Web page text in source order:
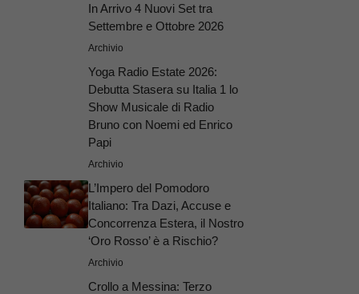
In Arrivo 4 Nuovi Set tra
Settembre e Ottobre 2026
Archivio
Yoga Radio Estate 2026:
Debutta Stasera su Italia 1 lo
Show Musicale di Radio
Bruno con Noemi ed Enrico
Papi
Archivio
L’Impero del Pomodoro
Italiano: Tra Dazi, Accuse e
Concorrenza Estera, il Nostro
‘Oro Rosso’ è a Rischio?
Archivio
Crollo a Messina: Terzo